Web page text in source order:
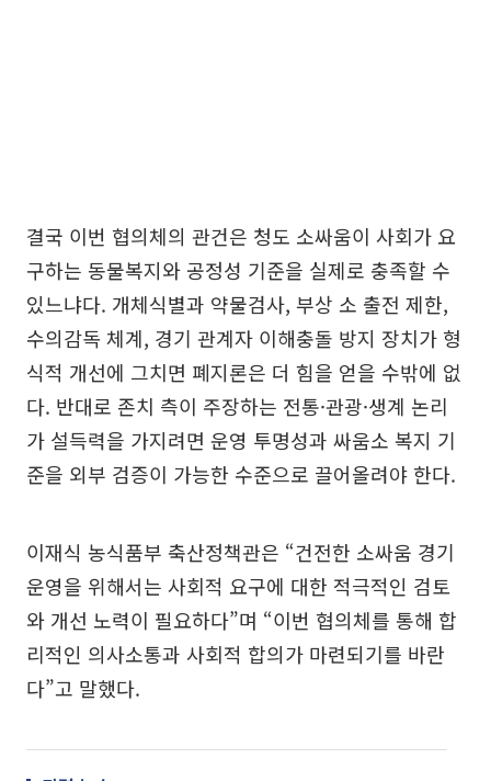
결국 이번 협의체의 관건은 청도 소싸움이 사회가 요
구하는 동물복지와 공정성 기준을 실제로 충족할 수
있느냐다. 개체식별과 약물검사, 부상 소 출전 제한,
수의감독 체계, 경기 관계자 이해충돌 방지 장치가 형
식적 개선에 그치면 폐지론은 더 힘을 얻을 수밖에 없
다. 반대로 존치 측이 주장하는 전통·관광·생계 논리
가 설득력을 가지려면 운영 투명성과 싸움소 복지 기
준을 외부 검증이 가능한 수준으로 끌어올려야 한다.
이재식 농식품부 축산정책관은 “건전한 소싸움 경기
운영을 위해서는 사회적 요구에 대한 적극적인 검토
와 개선 노력이 필요하다”며 “이번 협의체를 통해 합
리적인 의사소통과 사회적 합의가 마련되기를 바란
다”고 말했다.